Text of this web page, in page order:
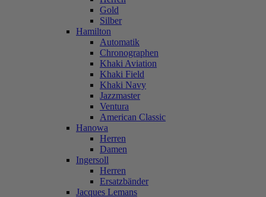
Gold
Silber
Hamilton
Automatik
Chronographen
Khaki Aviation
Khaki Field
Khaki Navy
Jazzmaster
Ventura
American Classic
Hanowa
Herren
Damen
Ingersoll
Herren
Ersatzbänder
Jacques Lemans